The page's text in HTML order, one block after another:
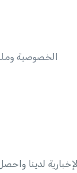
الخصوصية
لدينا